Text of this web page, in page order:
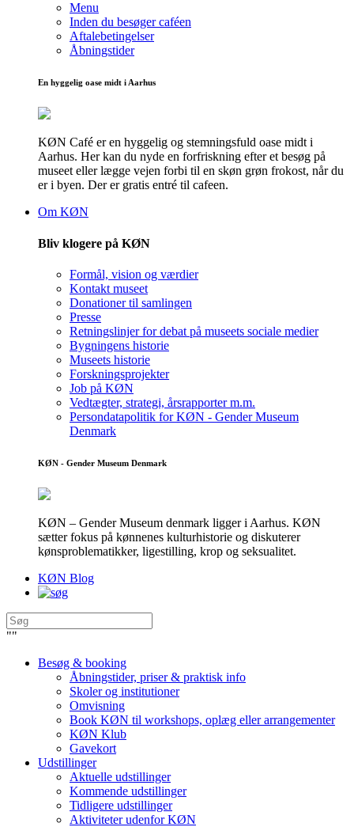
Menu
Inden du besøger caféen
Aftalebetingelser
Åbningstider
En hyggelig oase midt i Aarhus
KØN Café er en hyggelig og stemningsfuld oase midt i
Aarhus. Her kan du nyde en forfriskning efter et besøg på
museet eller lægge vejen forbi til en skøn grøn frokost, når du
er i byen. Der er gratis entré til cafeen.
Om KØN
Bliv klogere på KØN
Formål, vision og værdier
Kontakt museet
Donationer til samlingen
Presse
Retningslinjer for debat på museets sociale medier
Bygningens historie
Museets historie
Forskningsprojekter
Job på KØN
Vedtægter, strategi, årsrapporter m.m.
Persondatapolitik for KØN - Gender Museum
Denmark
KØN - Gender Museum Denmark
KØN – Gender Museum denmark ligger i Aarhus. KØN
sætter fokus på kønnenes kulturhistorie og diskuterer
kønsproblematikker, ligestilling, krop og seksualitet.
KØN Blog
""
Besøg & booking
Åbningstider, priser & praktisk info
Skoler og institutioner
Omvisning
Book KØN til workshops, oplæg eller arrangementer
KØN Klub
Gavekort
Udstillinger
Aktuelle udstillinger
Kommende udstillinger
Tidligere udstillinger
Aktiviteter udenfor KØN